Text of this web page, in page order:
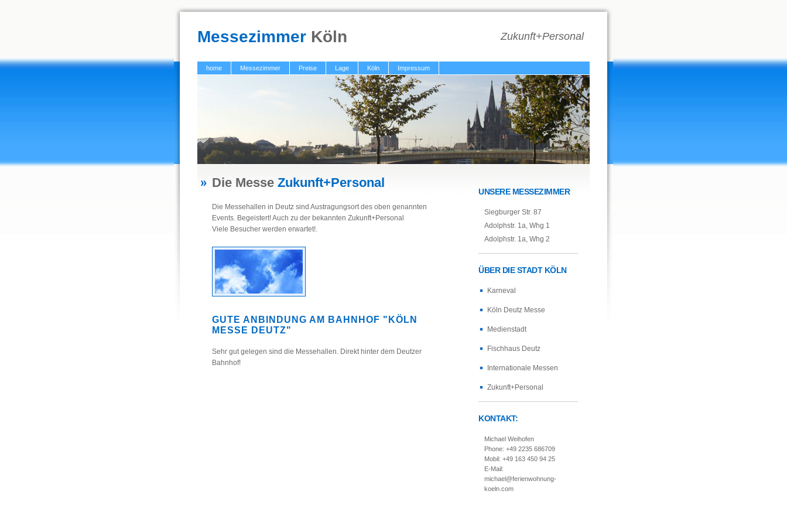
Messezimmer Köln Zukunft+Personal
home Messezimmer Preise Lage Köln Impressum
Die Messe Zukunft+Personal
Die Messehallen in Deutz sind Austragungsort des oben genannten
Events. Begeistert! Auch zu der bekannten Zukunft+Personal
Viele Besucher werden erwartet!.
GUTE ANBINDUNG AM BAHNHOF "KÖLN
MESSE DEUTZ"
Sehr gut gelegen sind die Messehallen. Direkt hinter dem Deutzer
Bahnhof!
UNSERE MESSEZIMMER
Siegburger Str. 87
Adolphstr. 1a, Whg 1
Adolphstr. 1a, Whg 2
ÜBER DIE STADT KÖLN
Karneval
Köln Deutz Messe
Medienstadt
Fischhaus Deutz
Internationale Messen
Zukunft+Personal
KONTAKT:
Michael Weihofen
Phone: +49 2235 686709
Mobil: +49 163 450 94 25
E-Mail:
michael@ferienwohnung-
koeln.com